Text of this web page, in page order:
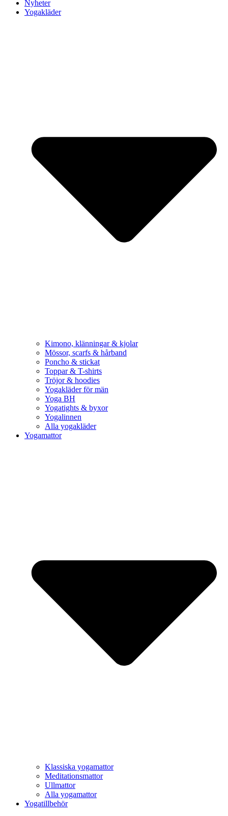
Nyheter
Yogakläder
Kimono, klänningar & kjolar
Mössor, scarfs & hårband
Poncho & stickat
Toppar & T-shirts
Tröjor & hoodies
Yogakläder för män
Yoga BH
Yogatights & byxor
Yogalinnen
Alla yogakläder
Yogamattor
Klassiska yogamattor
Meditationsmattor
Ullmattor
Alla yogamattor
Yogatillbehör